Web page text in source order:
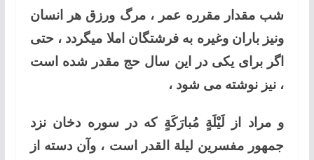
شب مقدار مقرره عمر ، مرگ ورزق هر انسان
ونیز باران وغیره به فرشتگان املا میگردد ، حتی
اگر برای یکی در این سال حج مقدر شده است
، نیز نوشته می شود ،
و مراد از لَيْلَةٍ مُبارَكَةٍ که در سوره دخان نزد
جمهور مفسرین لیلة القدر است ، وآن دسته از